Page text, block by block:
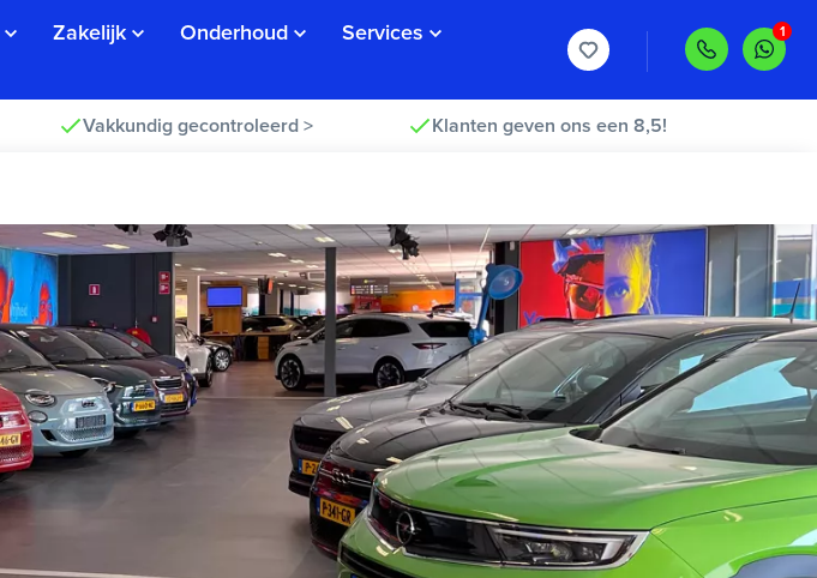
Zakelijk Onderhoud
Services
Vakkundig gecontroleerd > Klanten geven ons een 8,5!